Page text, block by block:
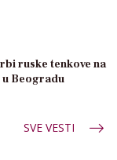
ruske tenkove na
u Beogradu
SVE VESTI